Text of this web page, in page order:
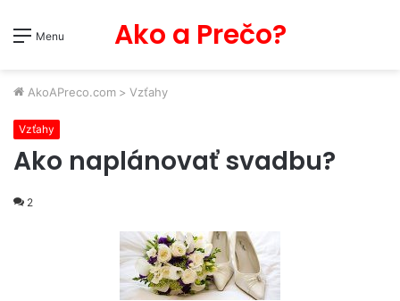
Menu Ako a Prečo?
AkoAPreco.com > Vzťahy
Vzťahy
Ako naplánovať svadbu?
2